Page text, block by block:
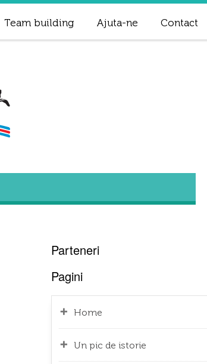
Team building Ajuta-ne Contact
Parteneri
Pagini
Home
Un pic de istorie